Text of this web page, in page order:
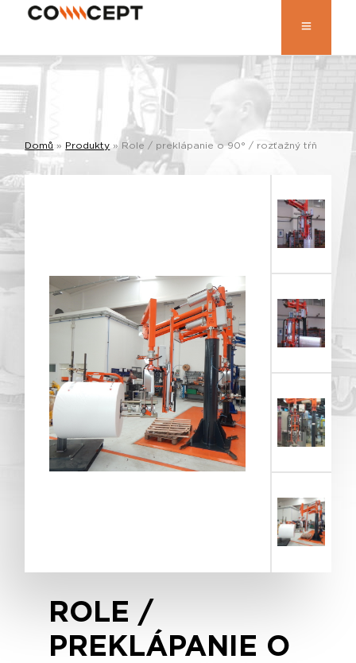
Domů » Produkty » Role / preklápanie o 90° / rozťažný tŕň
ROLE /
PREKLÁPANIE O